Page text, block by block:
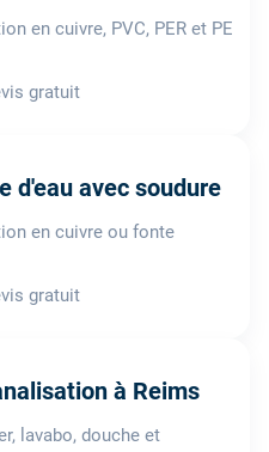
en cuivre, PVC, PER et PE
gratuit
d'eau avec soudure
en cuivre ou fonte
gratuit
à Reims
lavabo, douche et